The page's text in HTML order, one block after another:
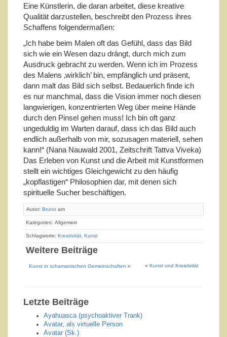
Eine Künstlerin, die daran arbeitet, diese kreative
Qualität darzustellen, beschreibt den Prozess ihres
Schaffens folgendermaßen:
„Ich habe beim Malen oft das Gefühl, dass das Bild
sich wie ein Wesen dazu drängt, durch mich zum
Ausdruck gebracht zu werden. Wenn ich im Prozess
des Malens ‚wirklich’ bin, empfänglich und präsent,
dann malt das Bild sich selbst. Bedauerlich finde ich
es nur manchmal, dass die Vision immer noch diesen
langwierigen, konzentrierten Weg über meine Hände
durch den Pinsel gehen muss! Ich bin oft ganz
ungeduldig im Warten darauf, dass ich das Bild auch
endlich außerhalb von mir, sozusagen materiell, sehen
kann!“ (Nana Nauwald 2001, Zeitschrift Tattva Viveka)
Das Erleben von Kunst und die Arbeit mit Kunstformen
stellt ein wichtiges Gleichgewicht zu den häufig
„kopflastigen“ Philosophien dar, mit denen sich
spirituelle Sucher beschäftigen.
Autor: Bruno am
Kategorien: Allgemein
Schlagworte: Kreativität Kunst
Weitere Beiträge
Kunst in schamanischen Gemeinschaften « » Kunst und Kreativität
Letzte Beiträge
Ayahuasca (psychoaktiver Trank)
Avatar, als virtuelle Person
Avatar (Sk.)